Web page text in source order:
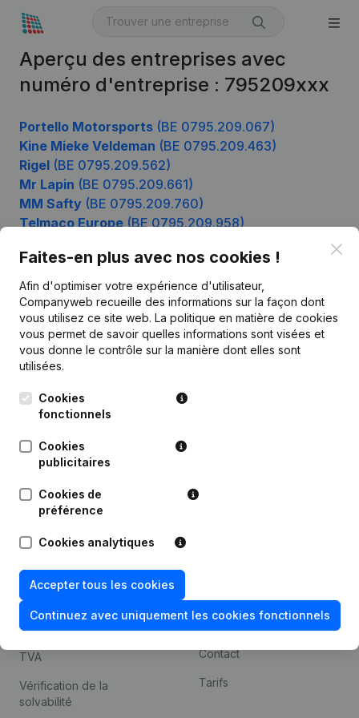
Aperçu des entreprises avec
numéro d'entreprise : 795209xxx
Portello Motorsports (BE 0795.209.067)
Kine Mieke Veldeman (BE 0795.209.463)
Rigel (BE 0795.209.562)
Mr Lapin (BE 0795.209.661)
MM Safty (BE 0795.209.760)
Telmaco Europe(BE 0795.209.958)
Faites-en plus avec nos cookies !
Afin d'optimiser votre expérience d'utilisateur,
Companyweb recueille des informations sur la façon dont
vous utilisez ce site web. La politique en matière de cookies
vous permet de savoir quelles informations sont visées et
vous donne le contrôle sur la manière dont elles sont
utilisées.
Cookies
fonctionnels
Cookies
publicitaires
Cookies de
préférence
Cookies analytiques
Accepter tous les cookies
Continuez avec uniquement les cookies fonctionnels
Français
Kantorenpark Everest
Leuvensesteenweg
1800 Vilvoorde
Produit
Informations d’entreprise
Monitoring
Compliance et prévention
de la fraude
Consulter des comptes
annuels
TVA
Vérification de la
solvabilité
Contact
Tarifs